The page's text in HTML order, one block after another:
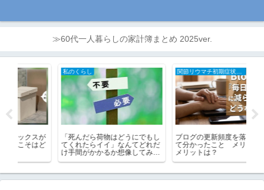
≫60代一人暮らしの家計簿まとめ 2025ver.
私のくらし
「死んだら荷物はどうにでもし
てくれたらイイ」なんてどれだ
け手間がかかるか想像してみ
関節リウマチ初期症状と治療の全記録
ブログの更新頻度を落としてみ
て分かったこと メリットとデ
メリットは？